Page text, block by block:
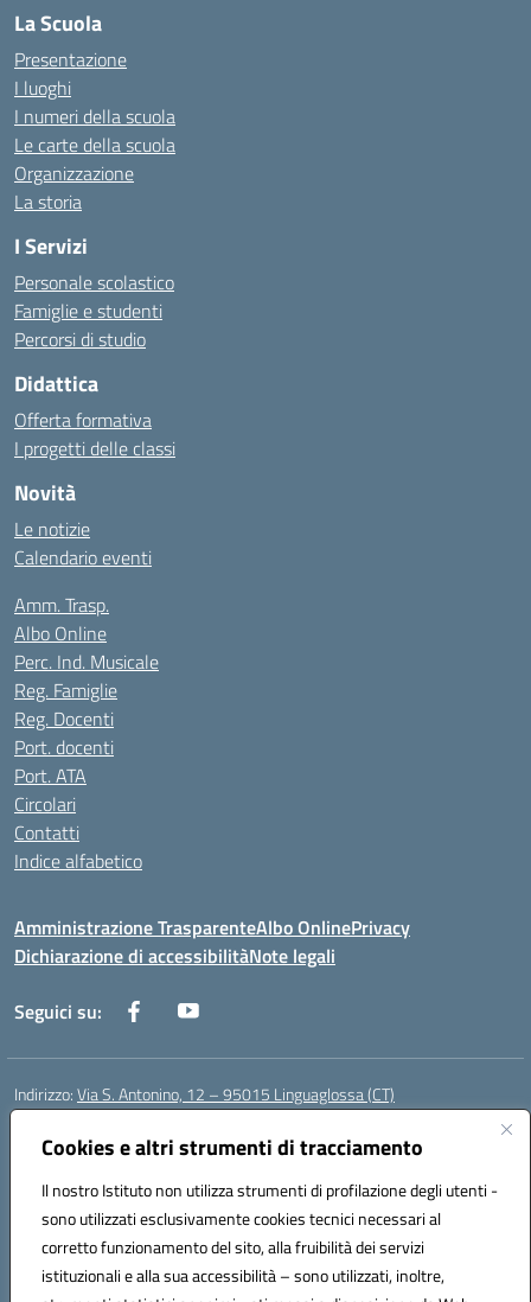
Cookies e altri strumenti di tracciamento
Il nostro Istituto non utilizza strumenti di profilazione degli utenti -
sono utilizzati esclusivamente cookies tecnici necessari al
corretto funzionamento del sito, alla fruibilità dei servizi
istituzionali e alla sua accessibilità – sono utilizzati, inoltre,
La Scuola
Presentazione
I luoghi
I numeri della scuola
Le carte della scuola
Organizzazione
La storia
I Servizi
Personale scolastico
Famiglie e studenti
Percorsi di studio
Didattica
Offerta formativa
I progetti delle classi
Novità
Le notizie
Calendario eventi
Amm. Trasp.
Albo Online
Perc. Ind. Musicale
Reg. Famiglie
Reg. Docenti
Port. docenti
Port. ATA
Circolari
Contatti
Indice alfabetico
Amministrazione TrasparenteAlbo OnlinePrivacy
Dichiarazione di accessibilitàNote legali
Seguici su:
Indirizzo:Via S. Antonino, 12 – 95015 Linguaglossa (CT)
Centralino:
Posta elettronica certificata (PEC):ctic83200r@pec.istruzione.it
Codice fiscale: 83002470876
Codice meccanografico:CTIC83200R
Codice Indice delle Pubbliche Amministrazioni (IPA): istsc_CTIC83200R
Codice unico di fatturazione (CUF): UF7TEB